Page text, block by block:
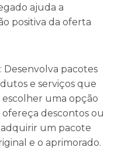
ajuda a
positiva da oferta
: Desenvolva pacotes
e serviços que
uma opção
descontos ou
adquirir um pacote
e o aprimorado.